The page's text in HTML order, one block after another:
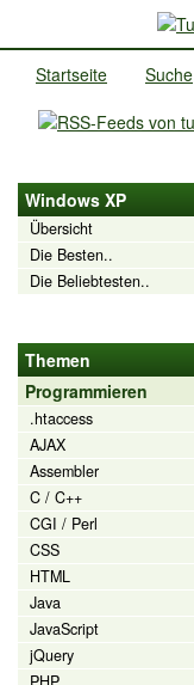
Startseite Suche
Windows XP
Übersicht
Die Besten..
Die Beliebtesten..
Themen
Programmieren
.htaccess
AJAX
Assembler
C / C++
CGI / Perl
CSS
HTML
Java
JavaScript
jQuery